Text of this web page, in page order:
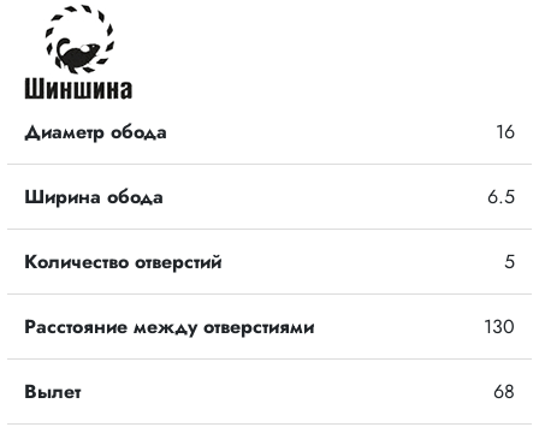
Диаметр обода 16
Ширина обода 6.5
Количество отверстий 5
Расстояние между отверстиями 130
Вылет 68